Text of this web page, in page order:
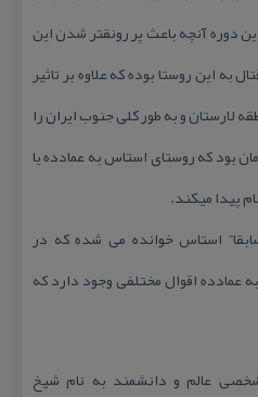
دوره آنچه باعث پر رونقتر شدن این
به این روستا بوده كه علاوه بر تاثیر
لارستان و به طور كلی جنوب ایران را
بود كه روستای استاس به عمادده یا
پیدا میكند.
استاس خوانده می شده كه در
عمادده اقوال مختلفی وجود دارد كه
عالم و دانشمند به نام شیخ